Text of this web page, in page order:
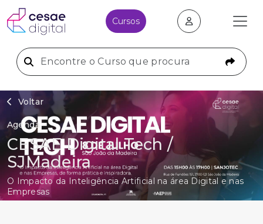
Cursos
Voltar
Agenda
CESAE Digital Tech /
SJMadeira
O Impacto da Inteligência Artificial na área Digital e nas
Empresas